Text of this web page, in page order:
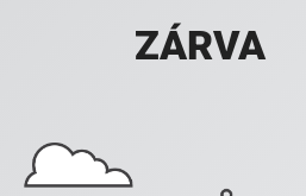
ZÁRVA